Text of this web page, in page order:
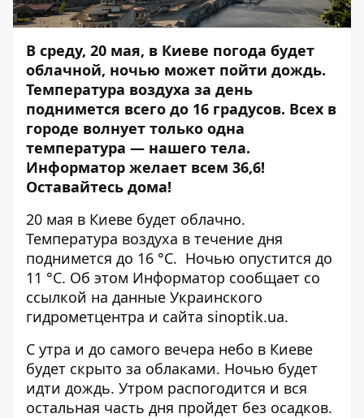
В среду, 20 мая, в Киеве погода будет
облачной, ночью может пойти дождь.
Температура воздуха за день
поднимется всего до 16 градусов. Всех в
городе волнует только одна
температура — нашего тела.
Информатор желает всем 36,6!
Оставайтесь дома!
20 мая в Киеве будет облачно.
Температура воздуха в течение дня
поднимется до 16 °C. Ночью опустится до
11 °C. Об этом Информатор сообщает со
ссылкой на данные Украинского
гидрометцентра и сайта sinoptik.ua.
С утра и до самого вечера небо в Киеве
будет скрыто за облаками. Ночью будет
идти дождь. Утром распогодится и вся
остальная часть дня пройдет без осадков.